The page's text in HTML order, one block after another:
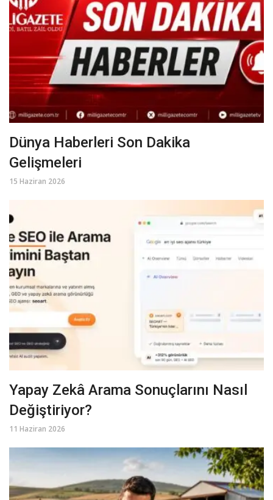
Dünya Haberleri Son Dakika
Gelişmeleri
15 Haziran 2026
Yapay Zekâ Arama Sonuçlarını Nasıl
Değiştiriyor?
11 Haziran 2026